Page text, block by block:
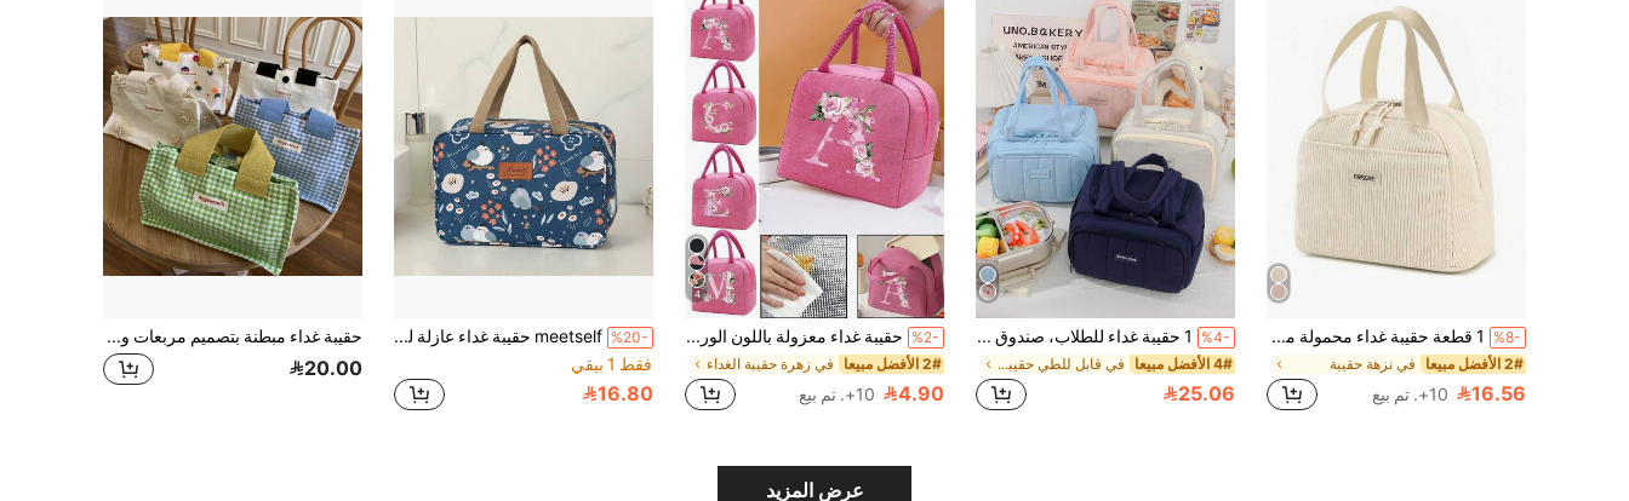
%8- 1 قطعة حقيبة غداء محمولة من قماش أكسفورد معزولة، مستطيلة الشكل، مع طبقة من رقائق الألومنيوم، حقيبة حرارية معزولة قابلة لإعادة الاستخدام، مناسبة للطلاب وموظفي المكاتب والنزهات الخارجية، تحافظ على الدفء والطزاجة، مقاومة للماء، مناسبة للخريف والشتاء، يمكن وضعها مباشرة، هدية مثالية للمعلمين والأصدقاء والعائلة، لوازم مدرسية أساسية ومعدات سفر لعيد الحب والعودة إلى المدرسة وعيد الميلاد والعطلات الأخرى
2# الأفضل مبيعا في نزهة حقيبة
16.56 10+. تم بيع
%4- 1 حقيبة غداء للطلاب، صندوق غداء معزول، حقيبة وجبات بنمط شبكة السحاب، حقيبة بينتو لموظفي المكتب، حقيبة غداء مبطنة للسفر
4# الأفضل مبيعا في قابل للطي حقيبة الغداء
25.06
4
%2- حقيبة غداء معزولة باللون الوردي، حقيبة تبريد، حقيبة حمل، صندوق غداء، كمادة ثلج، حقيبة غداء بنمط أبجدي وزهري، حقيبة قماشية خفيفة محمولة لتنظيم الغداء، مناسبة للعودة إلى المدرسة والجامعة والمكتب والتخييم والنزهات، تخزين المطبخ والإكسسوارات، صندوق غداء للنساء، حقيبة غداء مقاومة للماء للسفر المدرسي
2# الأفضل مبيعا في زهرة حقيبة الغداء
4.90 10+. تم بيع
%20-
meetself حقيبة غداء عازلة للحرارة عالية الجودة، مناسبة للعمل والدراسة اليومية، سهلة الحمل، يمكن تعبئتها بالوجبات الخفيفة والفواكه وغيرها، تحافظ على طراوة الطعام، حقيبة غداء، صندوق غداء، حقيبة غداء للنساء، حقيبة نزهة، حقيبة تبريد، سعة كبيرة محمولة، ضروريات المدرسة والعطلات الصيفية
فقط 1 بيقي
16.80
حقيبة غداء مبطنة بتصميم مربعات وخطوط لطيفة، حقيبة غداء مبطنة، حقيبة غداء للتخييم والنزهات الخارجية، صندوق غداء قابل لإعادة الاستخدام، حقيبة غداء للبالغين، 1 قطعة
20.00
عرض المزيد